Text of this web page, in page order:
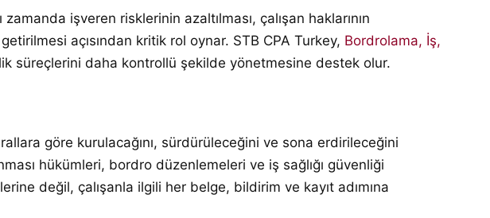
işveren risklerinin azaltılması, çalışan haklarının
açısından kritik rol oynar. STB CPA Turkey, Bordrolama, İş,
süreçlerini daha kontrollü şekilde yönetmesine destek olur.
göre kurulacağını, sürdürüleceğini ve sona erdirileceğini
hükümleri, bordro düzenlemeleri ve iş sağlığı güvenliği
değil, çalışanla ilgili her belge, bildirim ve kayıt adımına